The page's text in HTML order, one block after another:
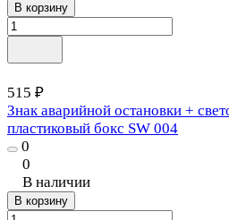
В корзину
515 ₽
Знак аварийной остановки +
пластиковый бокс SW 004
0
0
В наличии
В корзину